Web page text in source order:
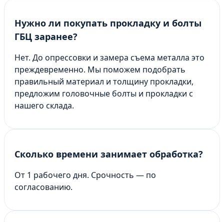
Нужно ли покупать прокладку и болты
ГБЦ заранее?
Нет. До опрессовки и замера съема металла это
преждевременно. Мы поможем подобрать
правильный материал и толщину прокладки,
предложим головочные болты и прокладки с
нашего склада.
Сколько времени занимает обработка?
От 1 рабочего дня. Срочность — по
согласованию.